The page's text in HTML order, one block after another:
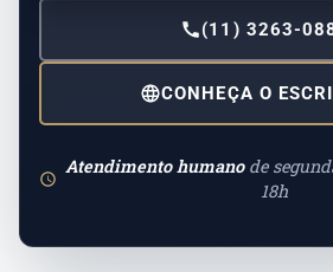
(11) 3263-
CONHEÇA O
Atendimento humanode
18h